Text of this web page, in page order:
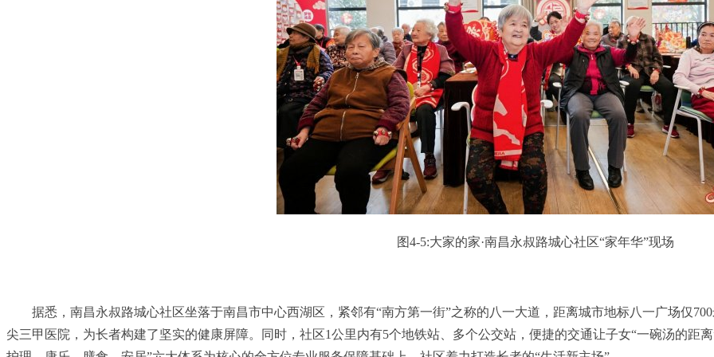
图4-5:大家的家·南昌永叔路城心社区“家年华”现场
据悉，南昌永叔路城心社区坐落于南昌市中心西湖区，紧邻有“南方第一街”之称的八一大道，距离城市地标八一广场仅
尖三甲医院，为长者构建了坚实的健康屏障。同时，社区1公里内有5个地铁站、多个公交站，便捷的交通让子女“一碗汤的距